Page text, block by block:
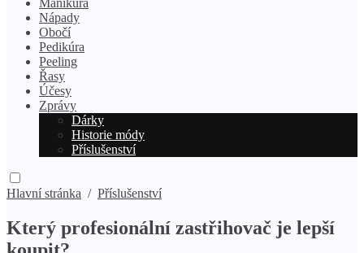
Manikúra
Nápady
Obočí
Pedikúra
Peeling
Řasy
Účesy
Zprávy
Dárky
Historie módy
Příslušenství
Hlavní stránka / Příslušenství
Který profesionální zastřihovač je lepší